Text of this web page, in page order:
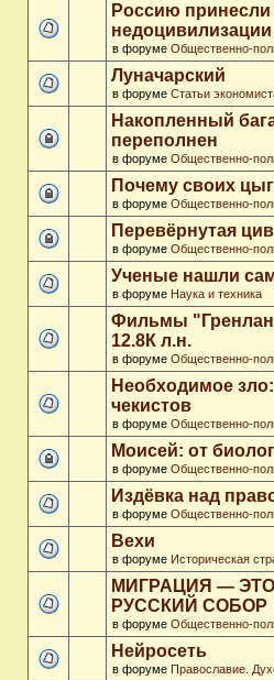
Россию
недоцивилизации
в форуме Общественно-
Луначарский
в форуме Статьи
Накопленный
переполнен
в форуме Общественно-
Почему своих
в форуме Общественно-
Перевёрнутая
в форуме Общественно-
Ученые нашли
в форуме Наука и техника
Фильмы
12.8К л.н.
в форуме Общественно-
Необходимое
чекистов
в форуме Общественно-
Моисей: от
в форуме Общественно-
Издёвка над
в форуме Общественно-
Вехи
в форуме Историческая
МИГРАЦИЯ —
РУССКИЙ СОБОР
в форуме Общественно-
Нейросеть
в форуме Православие.